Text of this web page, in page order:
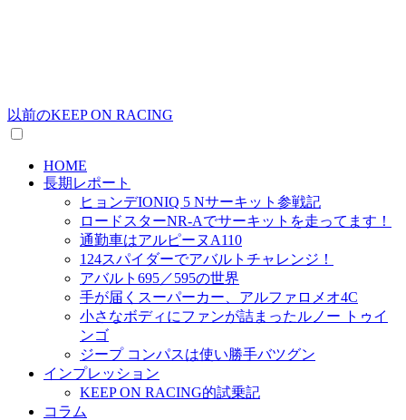
以前のKEEP ON RACING
HOME
長期レポート
ヒョンデIONIQ 5 Nサーキット参戦記
ロードスターNR-Aでサーキットを走ってます！
通勤車はアルピーヌA110
124スパイダーでアバルトチャレンジ！
アバルト695／595の世界
手が届くスーパーカー、アルファロメオ4C
小さなボディにファンが詰まったルノー トゥイ
ンゴ
ジープ コンパスは使い勝手バツグン
インプレッション
KEEP ON RACING的試乗記
コラム